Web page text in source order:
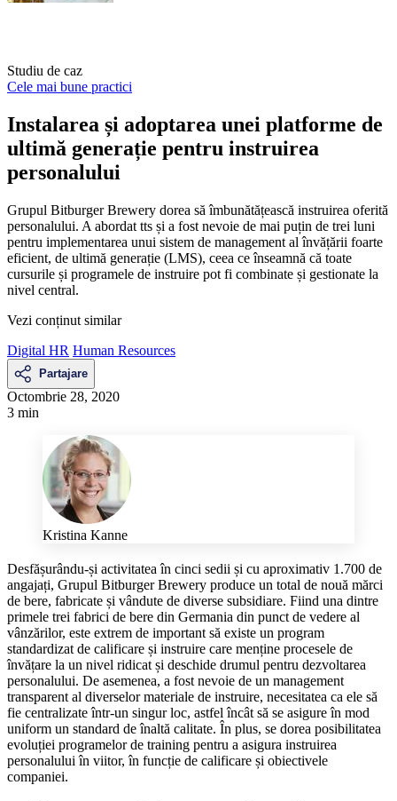
Studiu de caz
Cele mai bune practici
Instalarea și adoptarea unei platforme de
ultimă generație pentru instruirea
personalului
Grupul Bitburger Brewery dorea să îmbunătățească instruirea oferită
personalului. A abordat tts și a fost nevoie de mai puțin de trei luni
pentru implementarea unui sistem de management al învățării foarte
eficient, de ultimă generație (LMS), ceea ce înseamnă că toate
cursurile și programele de instruire pot fi combinate și gestionate la
nivel central.
Vezi conținut similar
Digital HR Human Resources
Partajare
Octombrie 28, 2020
3 min
Kristina Kanne
Desfășurându-și activitatea în cinci sedii și cu aproximativ 1.700 de
angajați, Grupul Bitburger Brewery produce un total de nouă mărci
de bere, fabricate și vândute de diverse subsidiare. Fiind una dintre
primele trei fabrici de bere din Germania din punct de vedere al
vânzărilor, este extrem de important să existe un program
standardizat de calificare și instruire care menține procesele de
învățare la un nivel ridicat și deschide drumul pentru dezvoltarea
personalului. De asemenea, a fost nevoie de un management
transparent al diverselor materiale de instruire, necesitatea ca ele să
fie centralizate într-un singur loc, astfel încât să se asigure în mod
uniform un standard de înaltă calitate. În plus, se dorea posibilitatea
evoluției programelor de training pentru a asigura instruirea
personalului în viitor, în funcție de calificare și obiectivele
companiei.